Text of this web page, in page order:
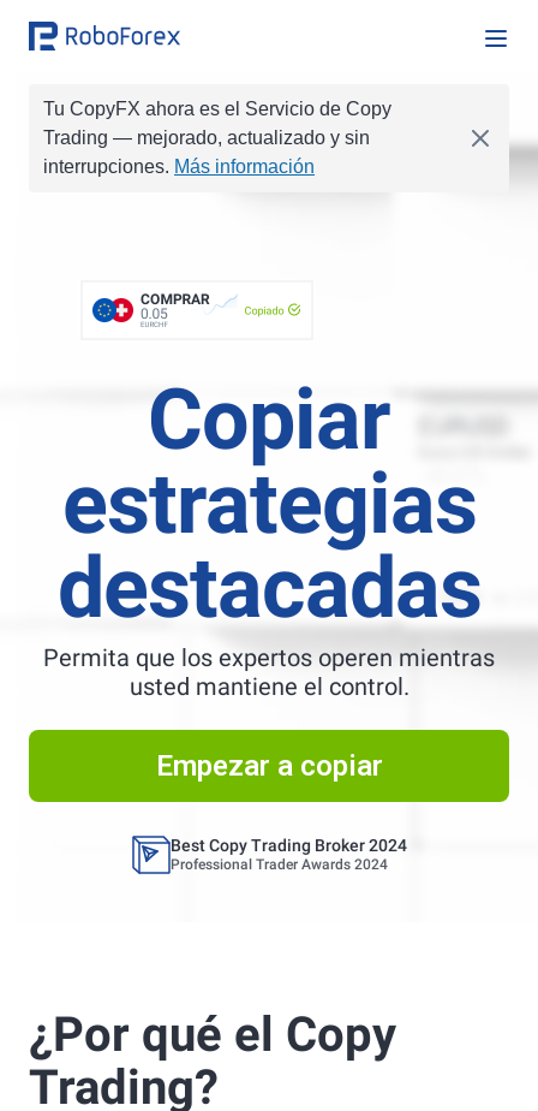
Tu CopyFX ahora es el Servicio de Copy
Trading — mejorado, actualizado y sin
interrupciones. Más información
Copiar
estrategias
destacadas
Permita que los expertos operen mientras
usted mantiene el control.
Empezar a copiar
Best Copy Trading Platform
Global Brands Magazine Awards 2023
Best Copy Trading Platform 2025
Global Brands Magazine Awards
Best Copy Trading Broker 2024
Professional Trader Awards 2024
Global Brands Magazine Awards
Best Copy Trading Broker 2024
COMPRAR
COMPRAR
0.05
EURCHF
Copiado
COMPRAR
COMPRAR1
¿Por qué el Copy
Trading?